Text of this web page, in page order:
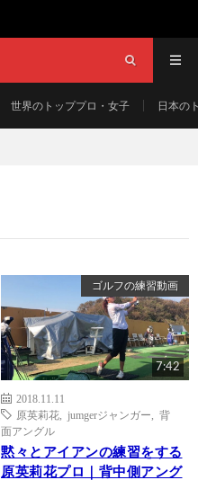
世界のトッププロ・女子 日本の
ゴルフの練習動画
7:42
2018.11.11
原英莉花
jumgerジャンガー
背
面アングル
黙々とアイアンの練習をする
原英莉花プロ｜背中側アング